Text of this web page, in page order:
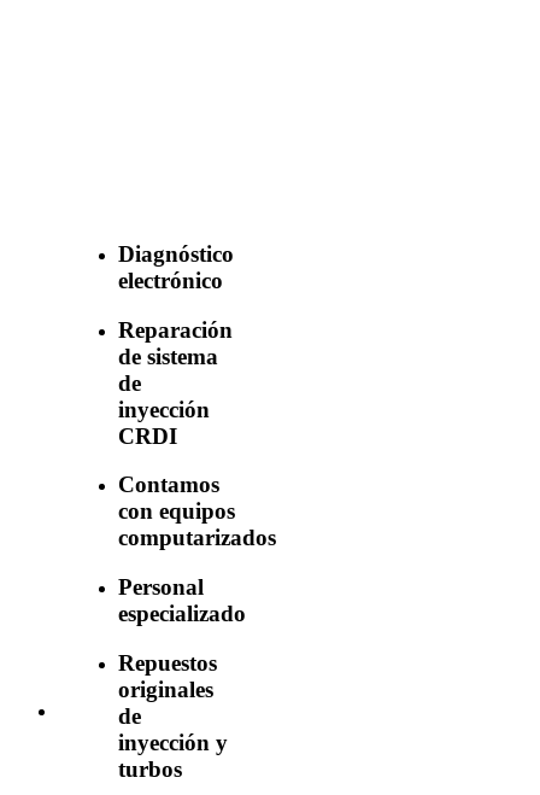
Diagnóstico
electrónico
Reparación
de sistema
de
inyección
CRDI
Contamos
con equipos
computarizados
Personal
especializado
Repuestos
originales
de
inyección y
turbos